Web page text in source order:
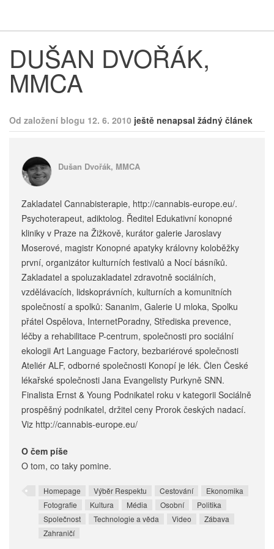
DUŠAN DVOŘÁK,
MMCA
Od založení blogu 12. 6. 2010 ještě nenapsal žádný článek
Dušan Dvořák, MMCA
Zakladatel Cannabisterapie, http://cannabis-europe.eu/.
Psychoterapeut, adiktolog. Ředitel Edukativní konopné
kliniky v Praze na Žižkově, kurátor galerie Jaroslavy
Moserové, magistr Konopné apatyky královny koloběžky
první, organizátor kulturních festivalů a Nocí básníků.
Zakladatel a spoluzakladatel zdravotně sociálních,
vzdělávacích, lidskoprávních, kulturních a komunitních
společností a spolků: Sananim, Galerie U mloka, Spolku
přátel Ospělova, InternetPoradny, Střediska prevence,
léčby a rehabilitace P-centrum, společnosti pro sociální
ekologii Art Language Factory, bezbariérové společnosti
Ateliér ALF, odborné společnosti Konopí je lék. Člen České
lékařské společnosti Jana Evangelisty Purkyně SNN.
Finalista Ernst & Young Podnikatel roku v kategorii Sociálně
prospěšný podnikatel, držitel ceny Prorok českých nadací.
Viz http://cannabis-europe.eu/
O čem píše
O tom, co taky pomine.
Homepage Výběr Respektu Cestování
Ekonomika
Fotografie
Kultura Média Osobní
Politika
Společnost
Technologie a věda Video
Zábava
Zahraničí